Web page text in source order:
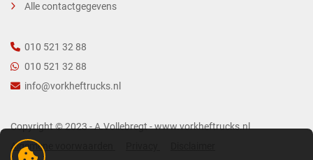
Alle contactgegevens
010 521 32 88
010 521 32 88
info@vorkheftrucks.nl
Copyright © 2023 - A.Vollebregt - www.vorkheftrucks.nl
Algemene voorwaarden